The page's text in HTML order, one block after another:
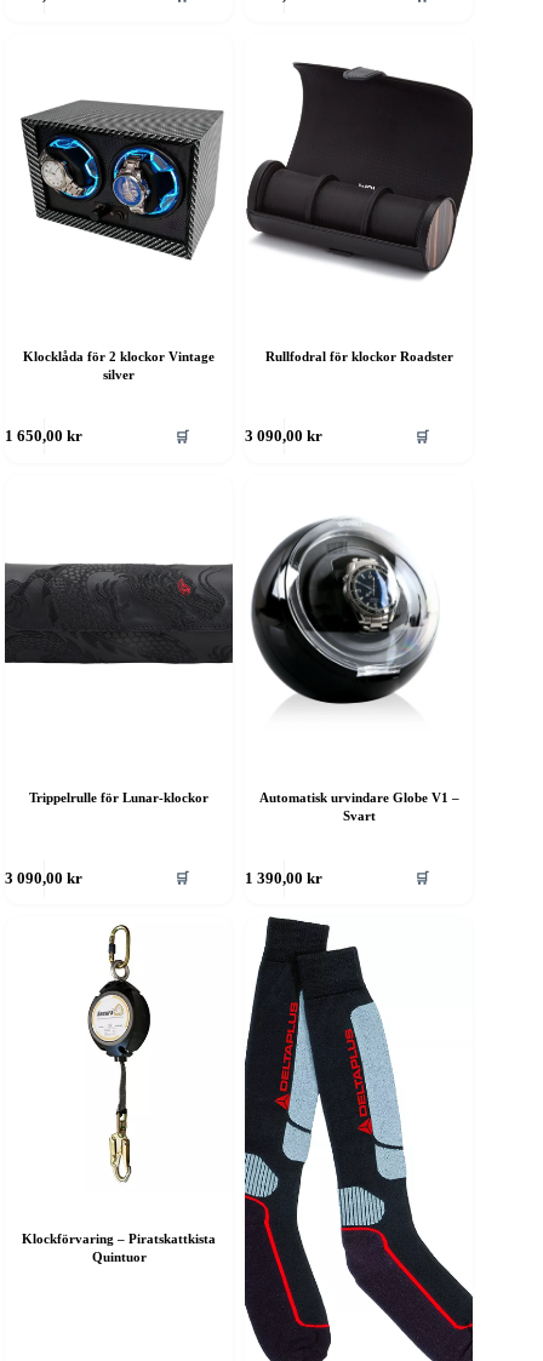
Klocklåda för 2 klockor Vintage
silver
1 650,00kr 🛒
Rullfodral för klockor Roadster
3 090,00kr 🛒
Trippelrulle för Lunar-klockor
3 090,00kr 🛒
Automatisk urvindare Globe V1 –
Svart
1 390,00kr 🛒
Klockförvaring – Piratskattkista
Quintuor